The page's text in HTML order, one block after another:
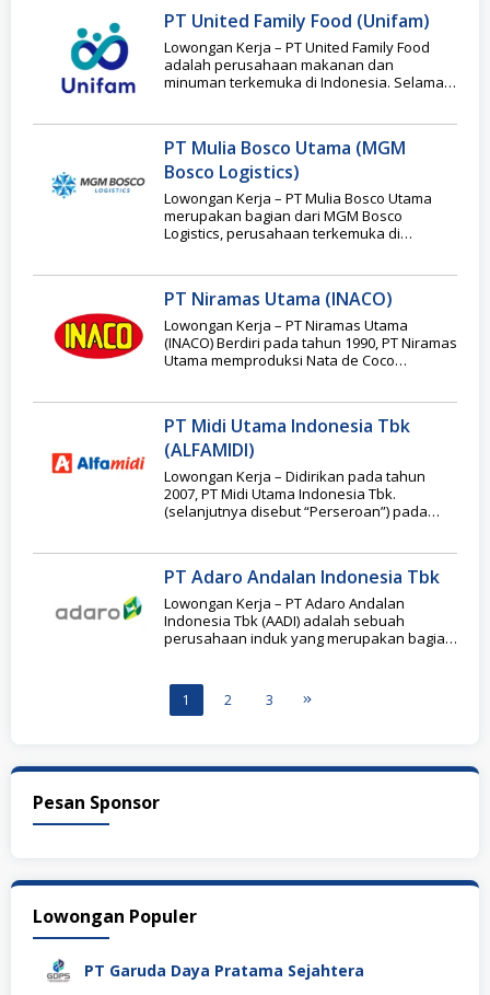
PT United Family Food (Unifam)
Lowongan Kerja – PT United Family Food
adalah perusahaan makanan dan
minuman terkemuka di Indonesia. Selama
PT Mulia Bosco Utama (MGM
Bosco Logistics)
Lowongan Kerja – PT Mulia Bosco Utama
merupakan bagian dari MGM Bosco
Logistics, perusahaan terkemuka di
PT Niramas Utama (INACO)
Lowongan Kerja – PT Niramas Utama
(INACO) Berdiri pada tahun 1990, PT Niramas
Utama memproduksi Nata de Coco
PT Midi Utama Indonesia Tbk
(ALFAMIDI)
Lowongan Kerja – Didirikan pada tahun
2007, PT Midi Utama Indonesia Tbk.
(selanjutnya disebut “Perseroan”) pada
PT Adaro Andalan Indonesia Tbk
Lowongan Kerja – PT Adaro Andalan
Indonesia Tbk (AADI) adalah sebuah
perusahaan induk yang merupakan bagian
1 2 3
Pesan Sponsor
Lowongan Populer
PT Garuda Daya Pratama Sejahtera